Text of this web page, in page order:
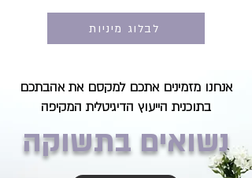
לבלוג מיניות
אנחנו מזמינים אתכם למקסם את אהבתכם
בתוכנית הייעוץ הדיגיטלית המקיפה
נשואים בתשוקה